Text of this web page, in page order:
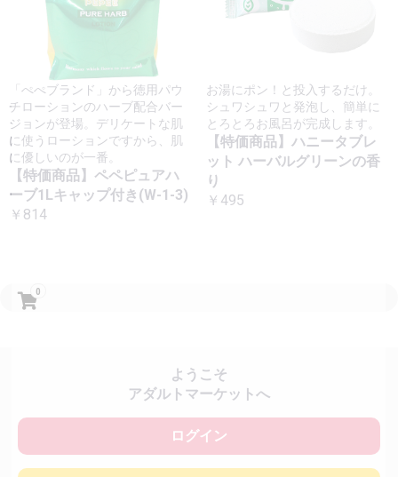
0
ようこそ
アダルトマーケットへ
ログイン
「ぺぺブランド」から徳用パウ
チローションのハーブ配合バー
ジョンが登場。デリケートな肌
に使うローションですから、肌
に優しいのが一番。
【特価商品】ペペピュアハ
ーブ1Lキャップ付き(W-1-3)
￥814
お湯にポン！と投入するだけ。
シュワシュワと発泡し、簡単に
とろとろお風呂が完成します。
【特価商品】ハニータブレ
ット ハーバルグリーンの香
り
￥495